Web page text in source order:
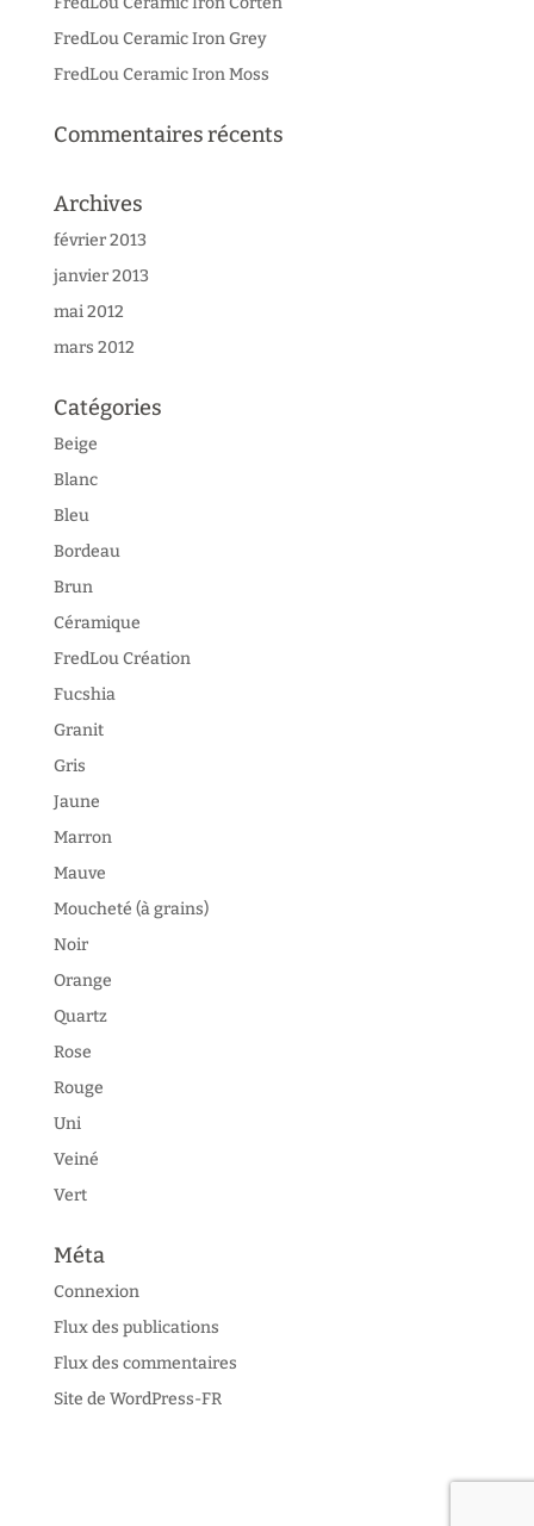
FredLou Ceramic Iron Grey
FredLou Ceramic Iron Moss
Commentaires récents
Archives
février 2013
janvier 2013
mai 2012
mars 2012
Catégories
Beige
Blanc
Bleu
Bordeau
Brun
Céramique
FredLou Création
Fucshia
Granit
Gris
Jaune
Marron
Mauve
Moucheté (à grains)
Noir
Orange
Quartz
Rose
Rouge
Uni
Veiné
Vert
Méta
Connexion
Flux des publications
Flux des commentaires
Site de WordPress-FR